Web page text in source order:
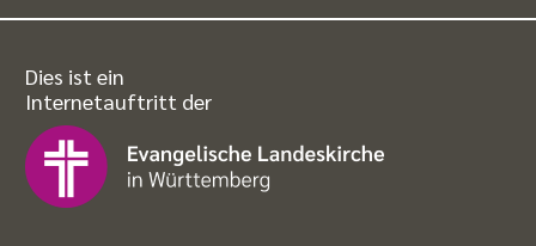
Dies ist ein
Internetauftritt der